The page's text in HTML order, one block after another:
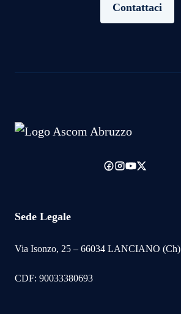
Contattaci
Sede Legale
Via Isonzo, 25 – 66034 LANCIANO (Ch)
CDF: 90033380693